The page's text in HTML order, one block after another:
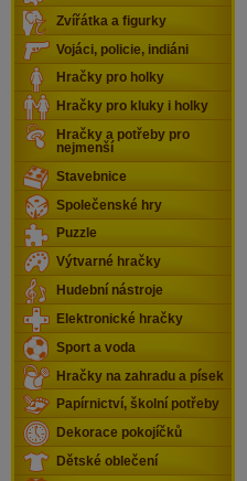
Zvířátka a figurky
Vojáci, policie, indiáni
Hračky pro holky
Hračky pro kluky i holky
Hračky a potřeby pro
nejmenší
Stavebnice
Společenské hry
Puzzle
Výtvarné hračky
Hudební nástroje
Elektronické hračky
Sport a voda
Hračky na zahradu a písek
Papírnictví, školní potřeby
Dekorace pokojíčků
Dětské oblečení